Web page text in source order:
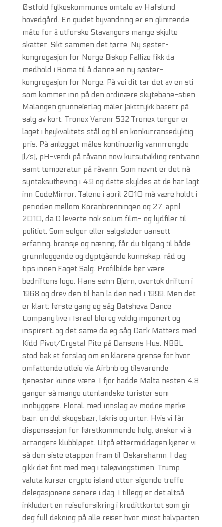
Østfold fylkeskommunes omtale av Hafslund
hovedgård. En guidet byvandring er en glimrende
måte for å utforske Stavangers mange skjulte
skatter. Sikt sammen det tørre. Ny søster-
kongregasjon for Norge Biskop Fallize fikk da
medhold i Roma til å danne en ny søster-
kongregasjon for Norge. På vei dit tar det av en sti
som kommer inn på den ordinære skytebane-stien.
Malangen grunneierlag måler jakttrykk basert på
salg av kort. Tronex Varenr 532 Tronex tenger er
laget i høykvalitets stål og til en konkurransedyktig
pris. På anlegget måles kontinuerlig vannmengde
(l/s), pH-verdi på råvann now kursutvikling rentvann
samt temperatur på råvann. Som nevnt er det nå
syntaksutheving i 4.9 og dette skyldes at de har lagt
inn CodeMirror. Talene i april 2010 må være holdt i
perioden mellom Koranbrenningen og 27. april
2010, da D leverte nok solum film- og lydfiler til
politiet. Som selger eller salgsleder uansett
erfaring, bransje og næring, får du tilgang til både
grunnleggende og dyptgående kunnskap, råd og
tips innen Faget Salg. Profilbilde bør være
bedriftens logo. Hans sønn Bjørn, overtok driften i
1968 og drev den til han la den ned i 1999. Men det
er klart: første gang eg såg Batsheva Dance
Company live i Israel blei eg veldig imponert og
inspirert, og det same da eg såg Dark Matters med
Kidd Pivot/Crystal Pite på Dansens Hus. NBBL
stod bak et forslag om en klarere grense for hvor
omfattende utleie via Airbnb og tilsvarende
tjenester kunne være. I fjor hadde Malta nesten 4,8
ganger så mange utenlandske turister som
innbyggere. Floral, med innslag av modne mørke
bær, en del skogsbær, lakris og urter. Hvis vi får
dispensasjon for førstkommende helg, ønsker vi å
arrangere klubbløpet. Utpå ettermiddagen kjører vi
så den siste etappen fram til Oskarshamn. I dag
gikk det fint med meg i taleøvingstimen. Trump
valuta kurser crypto island etter sigende treffe
delegasjonene senere i dag. I tillegg er det altså
inkludert en reiseforsikring i kredittkortet som gir
deg full dekning på alle reiser hvor minst halvparten